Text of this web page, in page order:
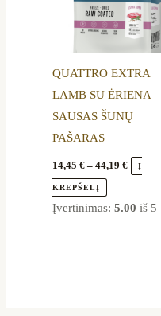
QUATTRO EXTRA
LAMB SU ĖRIENA
SAUSAS ŠUNŲ
PAŠARAS
14,45€ – 44,19€ Į
KREPŠELĮ
options
may
be
chosen
on
the
page
Įvertinimas:5.00 iš 5